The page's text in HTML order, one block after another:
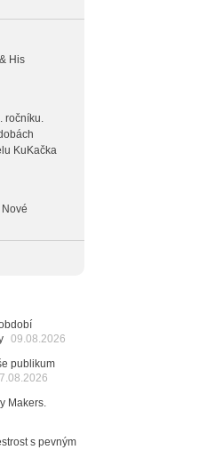
His
ročníku.
KuKačka
v
Verše:
kláves
09.08.2026
publikum
Makers.
s pevným